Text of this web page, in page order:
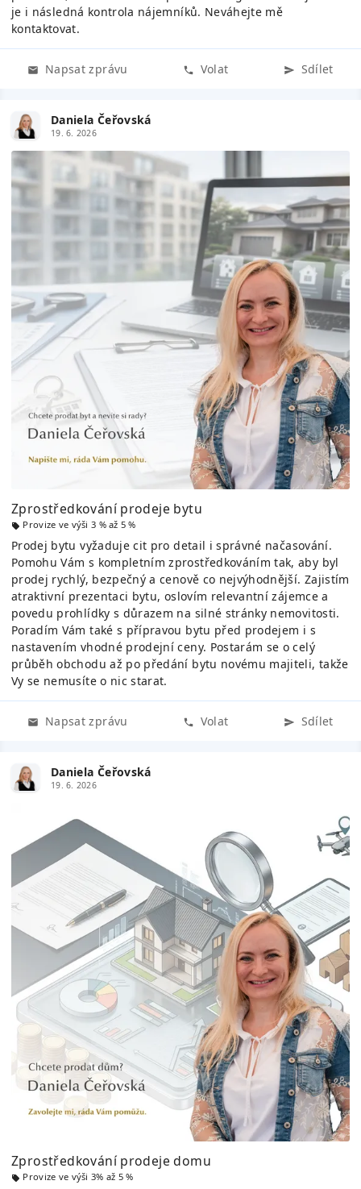
je i následná kontrola nájemníků. Neváhejte mě
kontaktovat.
Napsat zprávu Volat Sdílet
Daniela Čeřovská
19. 6. 2026
Zprostředkování prodeje bytu
Provize ve výši 3 % až 5 %
Prodej bytu vyžaduje cit pro detail i správné načasování.
Pomohu Vám s kompletním zprostředkováním tak, aby byl
prodej rychlý, bezpečný a cenově co nejvýhodnější. Zajistím
atraktivní prezentaci bytu, oslovím relevantní zájemce a
povedu prohlídky s důrazem na silné stránky nemovitosti.
Poradím Vám také s přípravou bytu před prodejem i s
nastavením vhodné prodejní ceny. Postarám se o celý
průběh obchodu až po předání bytu novému majiteli, takže
Vy se nemusíte o nic starat.
Napsat zprávu Volat Sdílet
Daniela Čeřovská
19. 6. 2026
Zprostředkování prodeje domu
Provize ve výši 3% až 5 %